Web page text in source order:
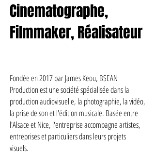
Cinematographe,
Filmmaker, Réalisateur
Fondée en 2017 par James Keou, BSEAN
Production est une société spécialisée dans la
production audiovisuelle, la photographie, la vidéo,
la prise de son et l'édition musicale. Basée entre
l'Alsace et Nice, l'entreprise accompagne artistes,
entreprises et particuliers dans leurs projets
visuels.